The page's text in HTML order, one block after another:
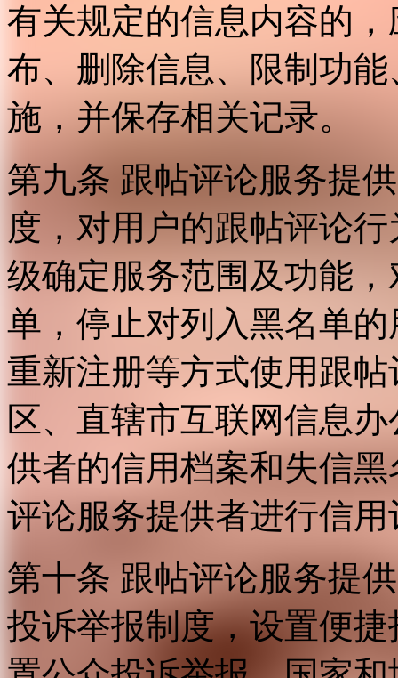
有关规定的信息内容的
布、删除信息、限制功
施，并保存相关记录。
第九条 跟帖评论服务提
度，对用户的跟帖评论
级确定服务范围及功能
单，停止对列入黑名单
重新注册等方式使用跟
区、直辖市互联网信息
供者的信用档案和失信
评论服务提供者进行信用
第十条 跟帖评论服务提
投诉举报制度，设置便